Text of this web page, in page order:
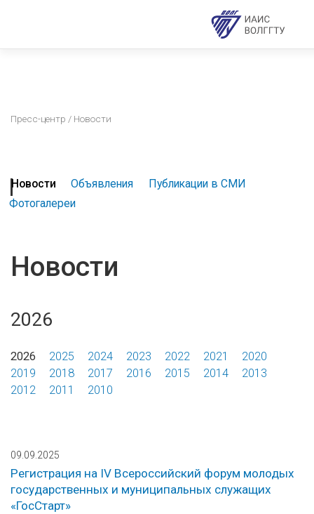
Пресс-центр / Новости
Новости Объявления
Публикации в СМИ
Фотогалереи
Новости
2026
2026 2025 2024 2023 2022 2021
2020
2019
2018 2017 2016 2015 2014
2013
2012
2011 2010
09.09.2025
Регистрация на IV Всероссийский форум молодых
государственных и муниципальных служащих
«ГосСтарт»